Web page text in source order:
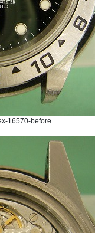
16570-before